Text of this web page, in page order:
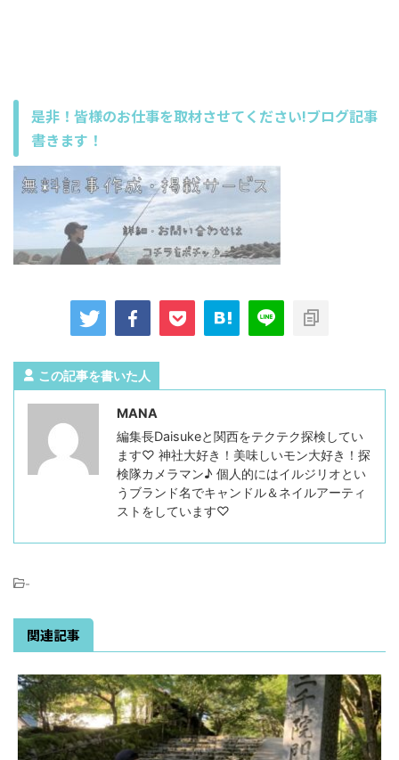
是非！皆様のお仕事を取材させてください!ブログ記事
書きます！
この記事を書いた人
MANA
編集長Daisukeと関西をテクテク探検してい
ます♡ 神社大好き！美味しいモン大好き！探
検隊カメラマン♪ 個人的にはイルジリオとい
うブランド名でキャンドル＆ネイルアーティ
ストをしています♡
-
関連記事